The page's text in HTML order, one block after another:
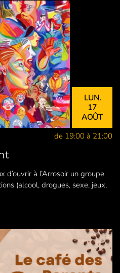
LUN.
17
AOÛT
de 19:00 à 21:00
d’ouvrir à l’Arrosoir un groupe
(alcool, drogues, sexe, jeux,